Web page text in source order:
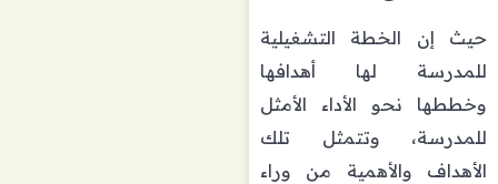
حيث إن الخطة التشغيلية
للمدرسة لها أهدافها
وخططها نحو الأداء الأمثل
للمدرسة، وتتمثل تلك
الأهداف والأهمية من وراء